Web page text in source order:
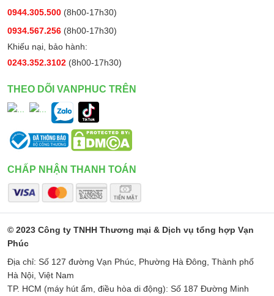
0944.305.500 (8h00-17h30)
0934.567.256 (8h00-17h30)
Khiếu nại, bảo hành:
0243.352.3102 (8h00-17h30)
THEO DÕI VANPHUC TRÊN
CHẤP NHẬN THANH TOÁN
© 2023 Công ty TNHH Thương mại & Dịch vụ tổng hợp Vạn
Phúc
Địa chỉ: Số 127 đường Vạn Phúc, Phường Hà Đông, Thành phố
Hà Nội, Việt Nam
TP. HCM (máy hút ẩm, điều hòa di động): Số 187 Đường Minh